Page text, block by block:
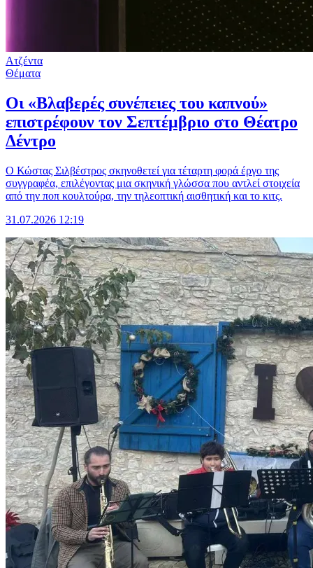
Ατζέντα
Θέματα
Οι «Βλαβερές συνέπειες του καπνού»
επιστρέφουν τον Σεπτέμβριο στο Θέατρο
Δέντρο
Ο Κώστας Σιλβέστρος σκηνοθετεί για τέταρτη φορά έργο της
συγγραφέα, επιλέγοντας μια σκηνική γλώσσα που αντλεί στοιχεία
από την ποπ κουλτούρα, την τηλεοπτική αισθητική και το κιτς.
31.07.2026 12:19